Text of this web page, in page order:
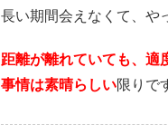
長い期間会えなくて、や
距離が離れていても、適
事情は素晴らしい限りで